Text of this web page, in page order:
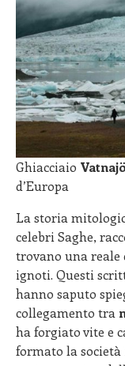
Ghiacciaio
d’Europa
La storia
celebri Saghe,
trovano una reale
ignoti. Questi
hanno saputo
collegamento tra
ha forgiato vite e
formato la società